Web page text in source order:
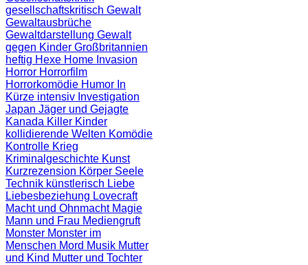
gesellschaftskritisch Gewalt
Gewaltausbrüche
Gewaltdarstellung Gewalt
gegen Kinder Großbritannien
heftig Hexe Home Invasion
Horror Horrorfilm
Horrorkomödie Humor In
Kürze intensiv Investigation
Japan Jäger und Gejagte
Kanada Killer Kinder
kollidierende Welten Komödie
Kontrolle Krieg
Kriminalgeschichte Kunst
Kurzrezension Körper Seele
Technik künstlerisch Liebe
Liebesbeziehung Lovecraft
Macht und Ohnmacht Magie
Mann und Frau Mediengruft
Monster Monster im
Menschen Mord Musik Mutter
und Kind Mutter und Tochter